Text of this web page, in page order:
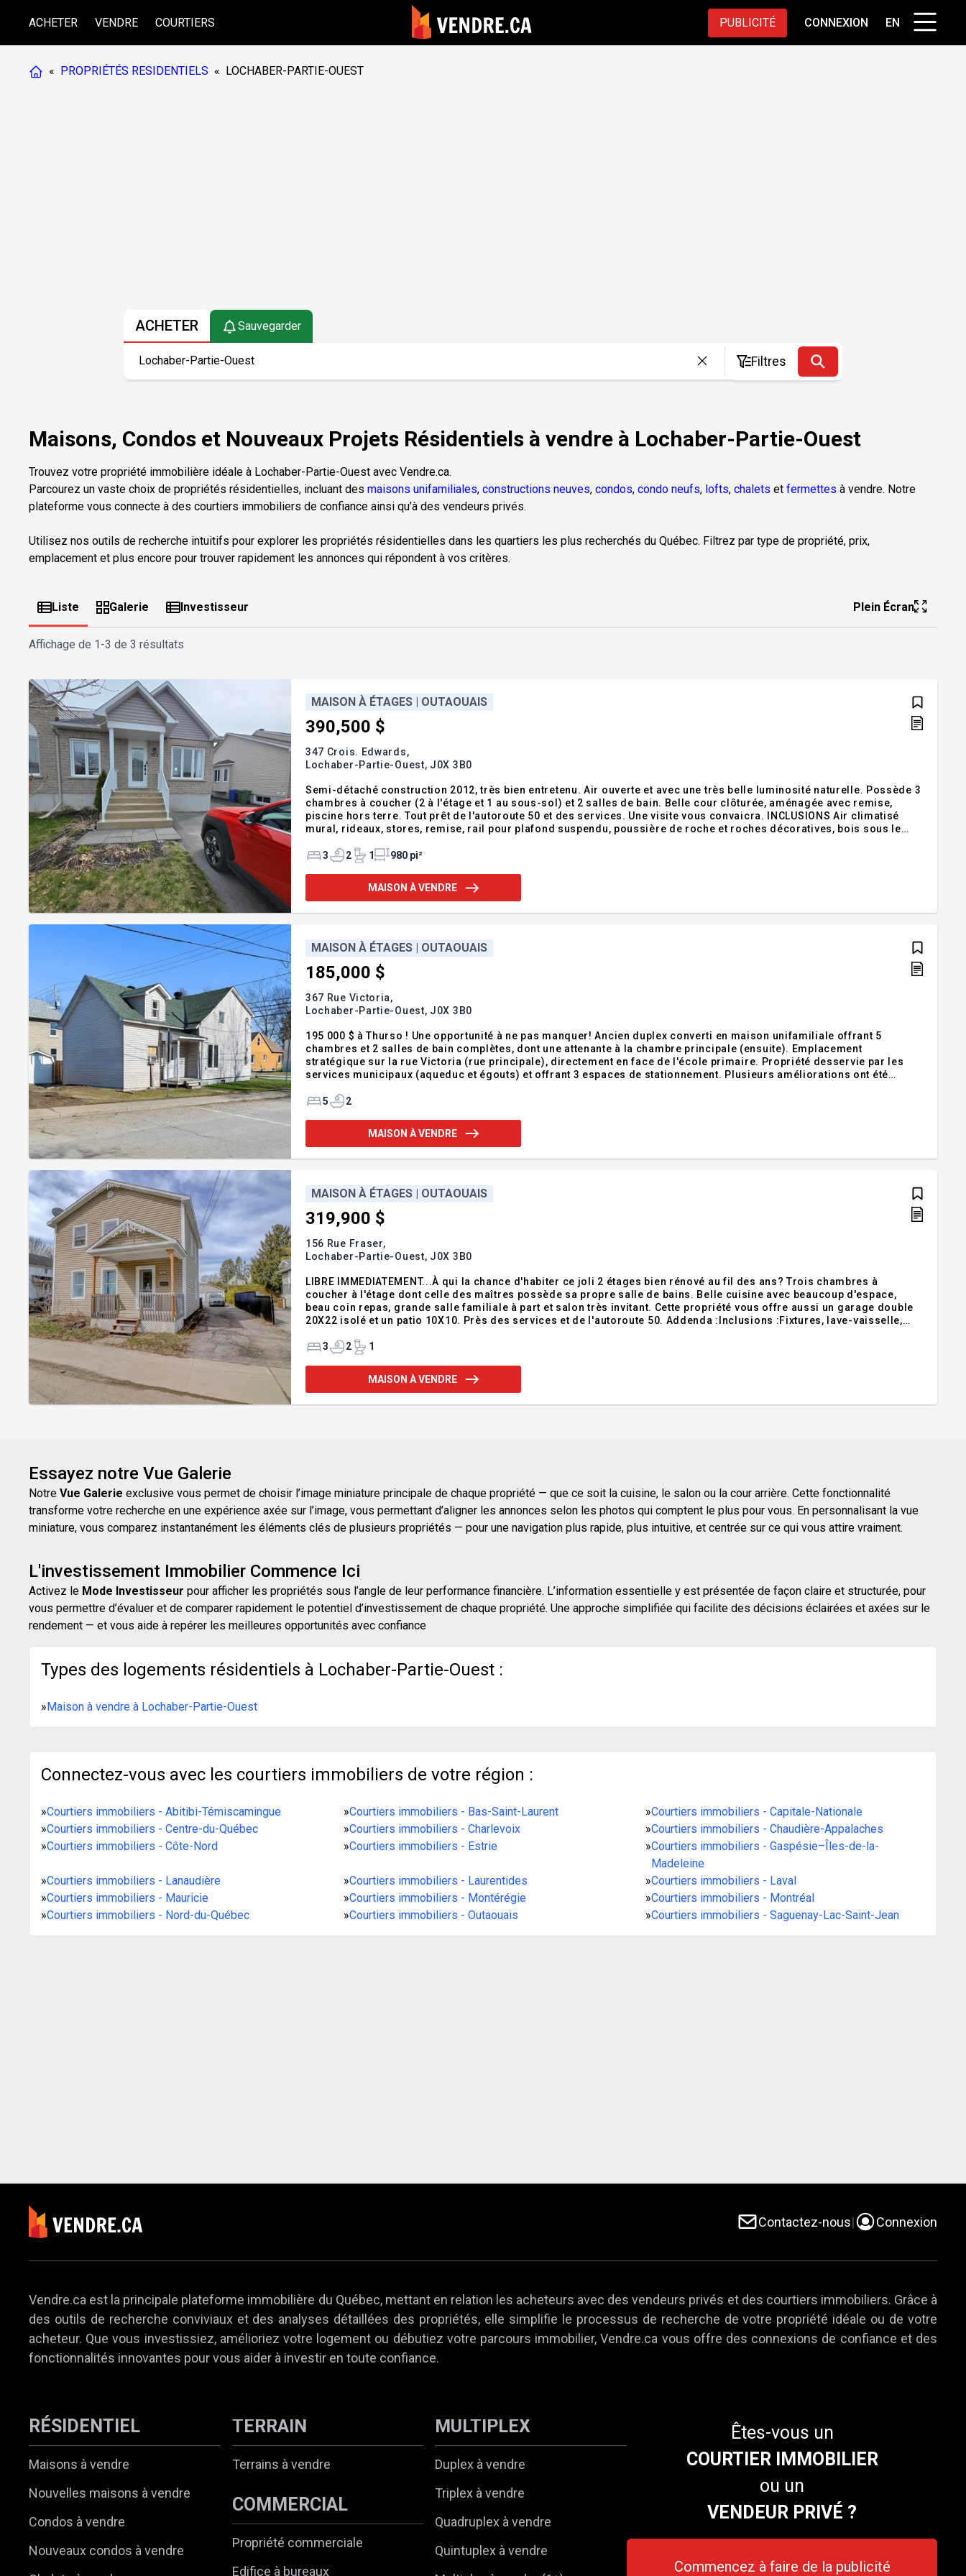
ACHETER VENDRE COURTIERS PUBLICITÉ CONNEXION EN
« PROPRIÉTÉS RESIDENTIELS « LOCHABER-PARTIE-OUEST
ACHETER Sauvegarder
Filtres
Maisons, Condos et Nouveaux Projets Résidentiels à vendre à Lochaber-Partie-Ouest
Trouvez votre propriété immobilière idéale à Lochaber-Partie-Ouest avec Vendre.ca.
Parcourez un vaste choix de propriétés résidentielles, incluant des maisons unifamiliales, constructions neuves, condos, condo neufs, lofts, chalets et fermettes à vendre. Notre
plateforme vous connecte à des courtiers immobiliers de confiance ainsi qu’à des vendeurs privés.
Utilisez nos outils de recherche intuitifs pour explorer les propriétés résidentielles dans les quartiers les plus recherchés du Québec. Filtrez par type de propriété, prix,
emplacement et plus encore pour trouver rapidement les annonces qui répondent à vos critères.
Liste Galerie Investisseur Plein Écran
Affichage de 1-3 de 3 résultats
MAISON À ÉTAGES | OUTAOUAIS
390,500 $
347 Crois. Edwards,
Lochaber-Partie-Ouest, J0X 3B0
Semi-détaché construction 2012, très bien entretenu. Air ouverte et avec une très belle luminosité naturelle. Possède 3
chambres à coucher (2 à l'étage et 1 au sous-sol) et 2 salles de bain. Belle cour clôturée, aménagée avec remise,
piscine hors terre. Tout prêt de l'autoroute 50 et des services. Une visite vous convaicra. INCLUSIONS Air climatisé
mural, rideaux, stores, remise, rail pour plafond suspendu, poussière de roche et roches décoratives, bois sous le
3
2 1 980 pi²
MAISON À VENDRE
MAISON À ÉTAGES | OUTAOUAIS
185,000 $
367 Rue Victoria,
Lochaber-Partie-Ouest, J0X 3B0
195 000 $ à Thurso ! Une opportunité à ne pas manquer! Ancien duplex converti en maison unifamiliale offrant 5
chambres et 2 salles de bain complètes, dont une attenante à la chambre principale (ensuite). Emplacement
stratégique sur la rue Victoria (rue principale), directement en face de l'école primaire. Propriété desservie par les
services municipaux (aqueduc et égouts) et offrant 3 espaces de stationnement. Plusieurs améliorations ont été
à l'uréthane dans le vide sanita
5 2
MAISON À VENDRE
MAISON À ÉTAGES | OUTAOUAIS
319,900 $
156 Rue Fraser,
Lochaber-Partie-Ouest, J0X 3B0
LIBRE IMMEDIATEMENT...À qui la chance d'habiter ce joli 2 étages bien rénové au fil des ans? Trois chambres à
coucher à l'étage dont celle des maîtres possède sa propre salle de bains. Belle cuisine avec beaucoup d'espace,
beau coin repas, grande salle familiale à part et salon très invitant. Cette propriété vous offre aussi un garage double
20X22 isolé et un patio 10X10. Près des services et de l'autoroute 50. Addenda :Inclusions :Fixtures, lave-vaisselle,
3
2 1
MAISON À VENDRE
Essayez notre Vue Galerie
Notre Vue Galerie exclusive vous permet de choisir l’image miniature principale de chaque propriété — que ce soit la cuisine, le salon ou la cour arrière. Cette fonctionnalité
transforme votre recherche en une expérience axée sur l’image, vous permettant d’aligner les annonces selon les photos qui comptent le plus pour vous. En personnalisant la vue
miniature, vous comparez instantanément les éléments clés de plusieurs propriétés — pour une navigation plus rapide, plus intuitive, et centrée sur ce qui vous attire vraiment.
L'investissement Immobilier Commence Ici
Activez le Mode Investisseur pour afficher les propriétés sous l’angle de leur performance financière. L’information essentielle y est présentée de façon claire et structurée, pour
vous permettre d’évaluer et de comparer rapidement le potentiel d’investissement de chaque propriété. Une approche simplifiée qui facilite des décisions éclairées et axées sur le
rendement — et vous aide à repérer les meilleures opportunités avec confiance
Types des logements résidentiels à Lochaber-Partie-Ouest :
»Maison à vendre à Lochaber-Partie-Ouest
Connectez-vous avec les courtiers immobiliers de votre région :
»Courtiers immobiliers - Abitibi-Témiscamingue »Courtiers immobiliers - Bas-Saint-Laurent »Courtiers immobiliers - Capitale-Nationale
»Courtiers immobiliers - Centre-du-Québec »Courtiers immobiliers - Charlevoix »Courtiers immobiliers - Chaudière-Appalaches
»Courtiers immobiliers - Côte-Nord »Courtiers immobiliers - Estrie »Courtiers immobiliers - Gaspésie–Îles-de-la-
Madeleine
»Courtiers immobiliers - Lanaudière »Courtiers immobiliers - Laurentides »Courtiers immobiliers - Laval
»Courtiers immobiliers - Mauricie »Courtiers immobiliers - Montérégie »Courtiers immobiliers - Montréal
»Courtiers immobiliers - Nord-du-Québec »Courtiers immobiliers - Outaouais »Courtiers immobiliers - Saguenay-Lac-Saint-Jean
Contactez-nous| Connexion
Vendre.ca est la principale plateforme immobilière du Québec, mettant en relation les acheteurs avec des vendeurs privés et des courtiers immobiliers. Grâce à
des outils de recherche conviviaux et des analyses détaillées des propriétés, elle simplifie le processus de recherche de votre propriété idéale ou de votre
acheteur. Que vous investissiez, amélioriez votre logement ou débutiez votre parcours immobilier, Vendre.ca vous offre des connexions de confiance et des
fonctionnalités innovantes pour vous aider à investir en toute confiance.
RÉSIDENTIEL
Maisons à vendre
Nouvelles maisons à vendre
Condos à vendre
Nouveaux condos à vendre
TERRAIN
Terrains à vendre
COMMERCIAL
Propriété commerciale
Edifice à bureaux
MULTIPLEX
Duplex à vendre
Triplex à vendre
Quadruplex à vendre
Quintuplex à vendre
Êtes-vous un
COURTIER IMMOBILIER
ou un
VENDEUR PRIVÉ ?
Commencez à faire de la publicité